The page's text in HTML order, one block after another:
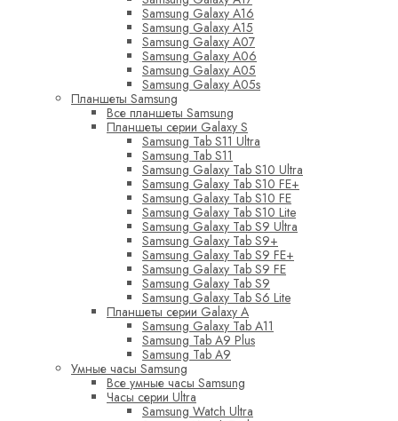
Samsung Galaxy A16
Samsung Galaxy A15
Samsung Galaxy A07
Samsung Galaxy A06
Samsung Galaxy A05
Samsung Galaxy A05s
Планшеты Samsung
Все планшеты Samsung
Планшеты серии Galaxy S
Samsung Tab S11 Ultra
Samsung Tab S11
Samsung Galaxy Tab S10 Ultra
Samsung Galaxy Tab S10 FE+
Samsung Galaxy Tab S10 FE
Samsung Galaxy Tab S10 Lite
Samsung Galaxy Tab S9 Ultra
Samsung Galaxy Tab S9+
Samsung Galaxy Tab S9 FE+
Samsung Galaxy Tab S9 FE
Samsung Galaxy Tab S9
Samsung Galaxy Tab S6 Lite
Планшеты серии Galaxy A
Samsung Galaxy Tab A11
Samsung Tab A9 Plus
Samsung Tab A9
Умные часы Samsung
Все умные часы Samsung
Часы серии Ultra
Samsung Watch Ultra